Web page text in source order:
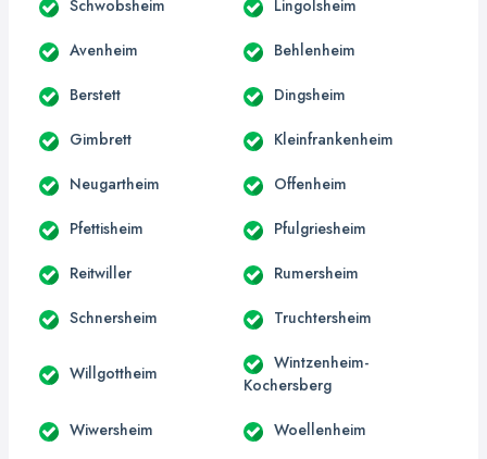
Schwobsheim Lingolsheim
Avenheim Behlenheim
Berstett Dingsheim
Gimbrett Kleinfrankenheim
Neugartheim Offenheim
Pfettisheim Pfulgriesheim
Reitwiller Rumersheim
Schnersheim Truchtersheim
Willgottheim
Wintzenheim-
Kochersberg
Wiwersheim Woellenheim